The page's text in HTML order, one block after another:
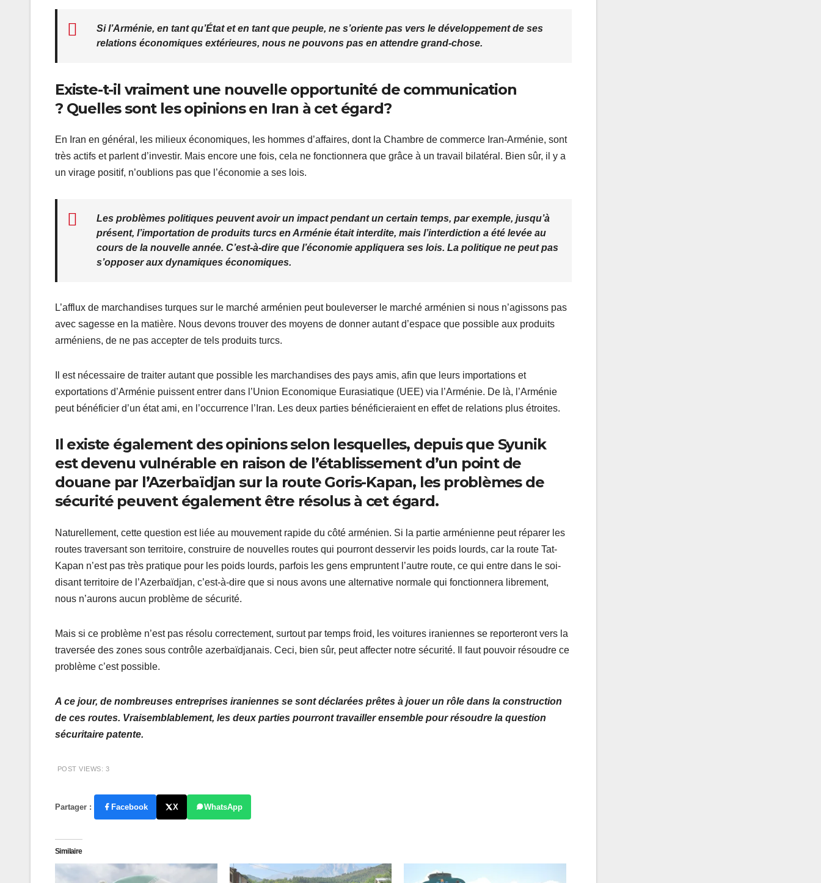
Si l’Arménie, en tant qu’État et en tant que peuple, ne s’oriente pas vers le développement de ses
relations économiques extérieures, nous ne pouvons pas en attendre grand-chose.
Existe-t-il vraiment une nouvelle opportunité de communication
? Quelles sont les opinions en Iran à cet égard?
En Iran en général, les milieux économiques, les hommes d’affaires, dont la Chambre de commerce Iran-Arménie, sont
très actifs et parlent d’investir. Mais encore une fois, cela ne fonctionnera que grâce à un travail bilatéral. Bien sûr, il y a
un virage positif, n’oublions pas que l’économie a ses lois.
Les problèmes politiques peuvent avoir un impact pendant un certain temps, par exemple, jusqu’à
présent, l’importation de produits turcs en Arménie était interdite, mais l’interdiction a été levée au
cours de la nouvelle année. C’est-à-dire que l’économie appliquera ses lois. La politique ne peut pas
s’opposer aux dynamiques économiques.
L’afflux de marchandises turques sur le marché arménien peut bouleverser le marché arménien si nous n’agissons pas
avec sagesse en la matière. Nous devons trouver des moyens de donner autant d’espace que possible aux produits
arméniens, de ne pas accepter de tels produits turcs.
Il est nécessaire de traiter autant que possible les marchandises des pays amis, afin que leurs importations et
exportations d’Arménie puissent entrer dans l’Union Economique Eurasiatique (UEE) via l’Arménie. De là, l’Arménie
peut bénéficier d’un état ami, en l’occurrence l’Iran. Les deux parties bénéficieraient en effet de relations plus étroites.
Il existe également des opinions selon lesquelles, depuis que Syunik
est devenu vulnérable en raison de l’établissement d’un point de
douane par l’Azerbaïdjan sur la route Goris-Kapan, les problèmes de
sécurité peuvent également être résolus à cet égard.
Naturellement, cette question est liée au mouvement rapide du côté arménien. Si la partie arménienne peut réparer les
routes traversant son territoire, construire de nouvelles routes qui pourront desservir les poids lourds, car la route Tat-
Kapan n’est pas très pratique pour les poids lourds, parfois les gens empruntent l’autre route, ce qui entre dans le soi-
disant territoire de l’Azerbaïdjan, c’est-à-dire que si nous avons une alternative normale qui fonctionnera librement,
nous n’aurons aucun problème de sécurité.
Mais si ce problème n’est pas résolu correctement, surtout par temps froid, les voitures iraniennes se reporteront vers la
traversée des zones sous contrôle azerbaïdjanais. Ceci, bien sûr, peut affecter notre sécurité. Il faut pouvoir résoudre ce
problème c’est possible.
A ce jour, de nombreuses entreprises iraniennes se sont déclarées prêtes à jouer un rôle dans la construction
de ces routes. Vraisemblablement, les deux parties pourront travailler ensemble pour résoudre la question
sécuritaire patente.
POST VIEWS: 3
Partager : Facebook X WhatsApp
Similaire